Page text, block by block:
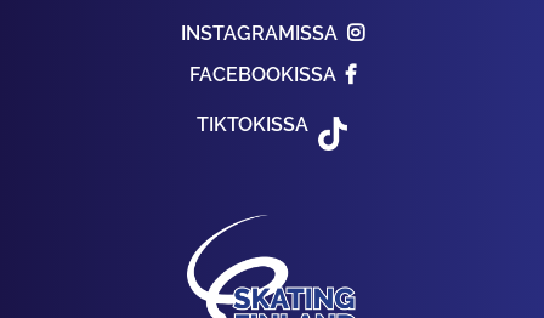
INSTAGRAMISSA
FACEBOOKISSA
TIKTOKISSA